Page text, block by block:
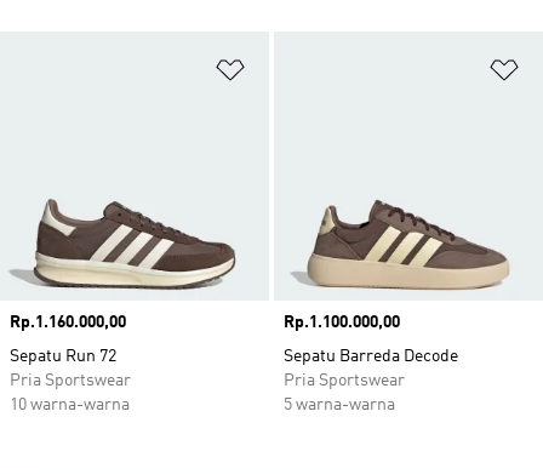
Harga
Rp.1.160.000,00
Sepatu Run 72
Pria Sportswear
10 warna-warna
Harga
Rp.1.100.000,00
Sepatu Barreda Decode
Pria Sportswear
5 warna-warna